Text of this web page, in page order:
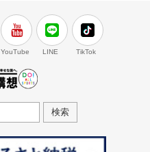
YouTube LINE TikTok
検索